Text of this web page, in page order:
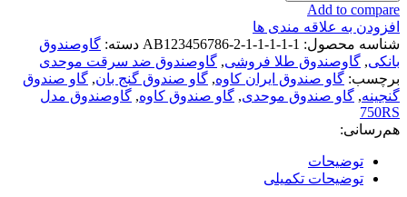
Add to compare
افزودن به علاقه مندی ها
شناسه محصول: AB123456786-2-1-1-1-1-1 دسته: گاوصندوق
بانکی, گاوصندوق طلا فروشی, گاوصندوق ضد سرقت موحدی
برچسب: گاو صندوق ایران کاوه, گاو صندوق گنج بان, گاو صندوق
گنجینه, گاو صندوق موحدی, گاو صندوق کاوه, گاوصندوق مدل
750RS
هم‌رسانی:
توضیحات
توضیحات تکمیلی